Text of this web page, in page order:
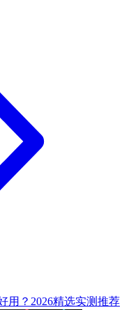
用？2026精选实测推荐